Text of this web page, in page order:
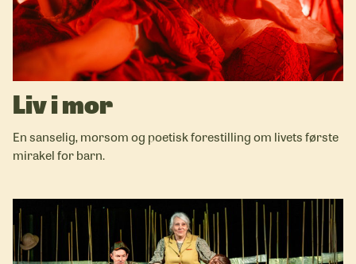
Liv i mor
En sanselig, morsom og poetisk forestilling om livets første
mirakel for barn.